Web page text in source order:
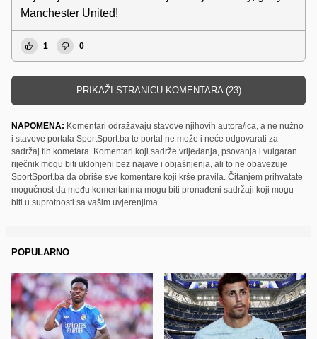
Manchester United!
1 0
PRIKAŽI STRANICU KOMENTARA (23)
NAPOMENA: Komentari odražavaju stavove njihovih autora/ica, a ne nužno
i stavove portala SportSport.ba te portal ne može i neće odgovarati za
sadržaj tih kometara. Komentari koji sadrže vrijeđanja, psovanja i vulgaran
riječnik mogu biti uklonjeni bez najave i objašnjenja, ali to ne obavezuje
SportSport.ba da obriše sve komentare koji krše pravila. Čitanjem prihvatate
mogućnost da među komentarima mogu biti pronađeni sadržaji koji mogu
biti u suprotnosti sa vašim uvjerenjima.
POPULARNO